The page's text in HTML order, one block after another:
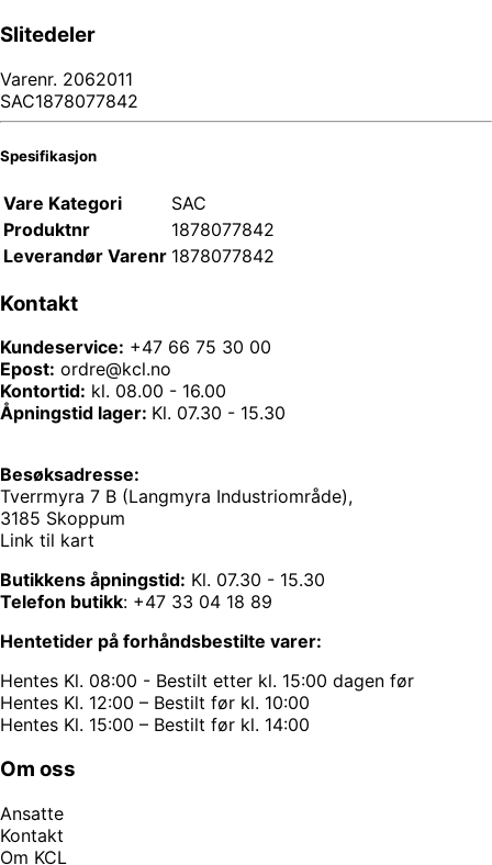
Slitedeler
Varenr. 2062011
SAC1878077842
Spesifikasjon
Vare Kategori
SAC
Produktnr
1878077842
Leverandør Varenr 1878077842
Kontakt
Kundeservice: +47 66 75 30 00
Epost: ordre@kcl.no
Kontortid: kl. 08.00 - 16.00
Åpningstid lager: Kl. 07.30 - 15.30
Besøksadresse:
Tverrmyra 7 B (Langmyra Industriområde),
3185 Skoppum
Link til kart
Butikkens åpningstid: Kl. 07.30 - 15.30
Telefon butikk: +47 33 04 18 89
Hentetider på forhåndsbestilte varer:
Hentes Kl. 08:00 - Bestilt etter kl. 15:00 dagen før
Hentes Kl. 12:00 – Bestilt før kl. 10:00
Hentes Kl. 15:00 – Bestilt før kl. 14:00
Om oss
Ansatte
Kontakt
Om KCL